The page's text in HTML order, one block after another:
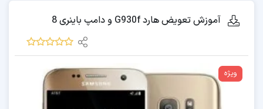
آموزش تعویض هارد G930f و دامپ باینری 8
ویژه